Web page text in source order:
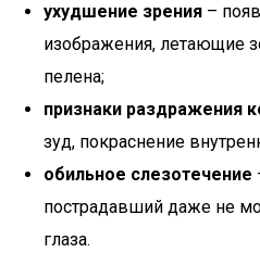
ухудшение зрения –
изображения, летающие
пелена;
признаки раздражения
зуд, покраснение
обильное слезотечение
пострадавший даже не
глаза.